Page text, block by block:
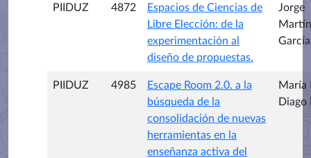
PIIDUZ 4872
Espacios de Ciencias de
Libre Elección: de la
experimentación al
diseño de propuestas.
Jorge
Martín
García
PIIDUZ 4985
Escape Room 2.0. a la
búsqueda de la
consolidación de nuevas
herramientas en la
enseñanza activa del
María
Diago